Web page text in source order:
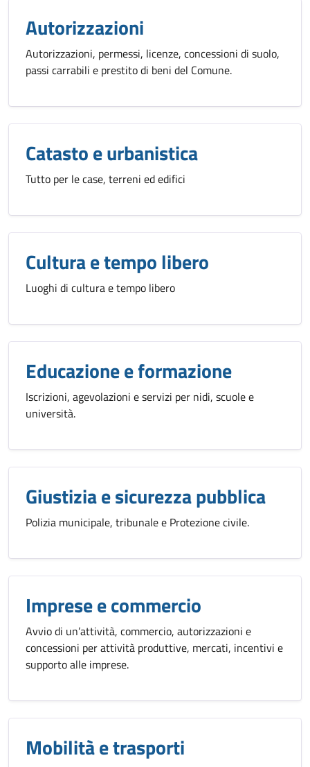
Autorizzazioni
Autorizzazioni, permessi, licenze, concessioni di suolo,
passi carrabili e prestito di beni del Comune.
Catasto e urbanistica
Tutto per le case, terreni ed edifici
Cultura e tempo libero
Luoghi di cultura e tempo libero
Educazione e formazione
Iscrizioni, agevolazioni e servizi per nidi, scuole e
università.
Giustizia e sicurezza pubblica
Polizia municipale, tribunale e Protezione civile.
Imprese e commercio
Avvio di un’attività, commercio, autorizzazioni e
concessioni per attività produttive, mercati, incentivi e
supporto alle imprese.
Mobilità e trasporti